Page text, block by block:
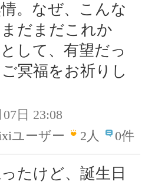
。なぜ、こんな
だまだこれか
して、有望だっ
冥福をお祈りし
日 23:08
ユーザー
2人 0件
たけど、誕生日